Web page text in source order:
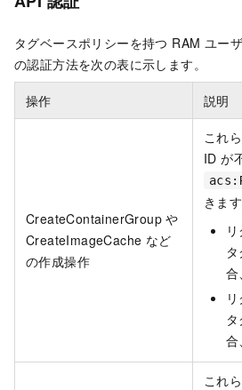
タグベースポリシーを持つ RAM ユー
の認証方法を次の表に示します。
操作 説明
CreateContainerGroup や
CreateImageCache など
の作成操作
これ
ID が
きます
合
合
これ